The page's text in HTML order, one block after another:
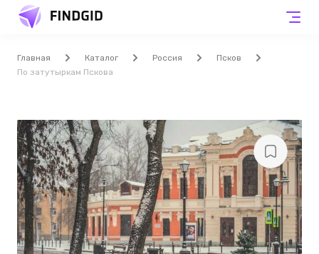
Главная Каталог Россия
Псков
По затутыркам Пскова